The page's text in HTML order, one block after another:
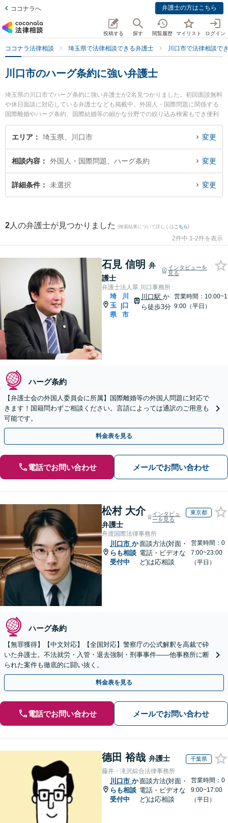
ココナラへ 弁護士の方はこちら
投稿する 探す 閲覧履歴 マイリスト ログイン
ココナラ法律相談 埼玉県で法律相談できる弁護士 川口市で法律相談で
川口市のハーグ条約に強い弁護士
埼玉県の川口市でハーグ条約に強い弁護士が2名見つかりました。初回面談無料
や休日面談に対応している弁護士なども掲載中。外国人・国際問題に関係する
国際離婚やハーグ条約、国際結婚等の細かな分野での絞り込み検索もでき便利
です。特に弁護士法人翠 川口事務所の石見 信明弁護士や大野法律事務所の大野
太郎弁護士のプロフィール情報や弁護士費用、強みなどが注目されています。
い』『初回相談無料でハーグ条約を法律相談できる川口市内の弁護士に相談予
約したい』などでお困りの相談者さんにおすすめです。
エリア 埼玉県、川口市 変更
相談内容 外国人・国際問題、ハーグ条約 変更
詳細条件 未選択 変更
2 人の弁護士が見つかりました (検索結果について詳しくは こちら)
2件中 1-2件を表示
石見 信明 弁
護士
インタビューを
見る
弁護士法人翠 川口事務所
埼
玉
県
|
川
口
市
川口駅 か
ら徒歩3分
営業時間：10:00~1
9:00（平日）
ハーグ条約
【弁護士会の外国人委員会に所属】国際離婚等の外国人問題に対応で
きます！国籍問わずご相談ください。言語によっては通訳のご用意も
可能です。
料金表を見る
電話でお問い合わせ メールでお問い合わせ
松村 大介
弁護士
インタビュ
ーを見る
東京都
舟渡国際法律事務所
川口市 か
らも相談
受付中
面談方法(対面・
電話・ビデオな
ど)は応相談
営業時間：0
7:00~23:00
（平日）
ハーグ条約
【無罪獲得】【中文対応】【全国対応】警察庁の公式解釈を高裁で砕
いた弁護士。不法就労・入管・退去強制・刑事事件——他事務所に断
られた案件も徹底的に闘い抜く。
料金表を見る
電話でお問い合わせ メールでお問い合わせ
德田 裕哉 弁護士 千葉県
藤井・滝沢綜合法律事務所
川口市 か
らも相談
受付中
面談方法(対面・
電話・ビデオな
ど)は応相談
営業時間：0
9:00~17:00
（平日）